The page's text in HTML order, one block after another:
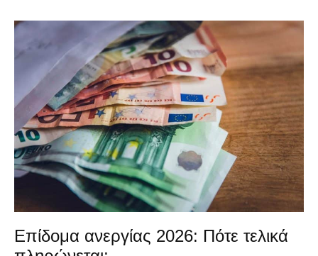
Επίδομα ανεργίας 2026: Πότε τελικά